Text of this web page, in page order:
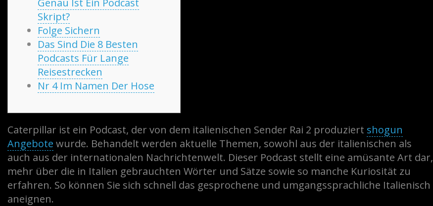
Genau Ist Ein Podcast
Skript?
Folge Sichern
Das Sind Die 8 Besten
Podcasts Für Lange
Reisestrecken
Nr 4 Im Namen Der Hose
Caterpillar ist ein Podcast, der von dem italienischen Sender Rai 2 produziert shogun
Angebote wurde. Behandelt werden aktuelle Themen, sowohl aus der italienischen als
auch aus der internationalen Nachrichtenwelt. Dieser Podcast stellt eine amüsante Art dar,
mehr über die in Italien gebrauchten Wörter und Sätze sowie so manche Kuriosität zu
erfahren. So können Sie sich schnell das gesprochene und umgangssprachliche Italienisch
aneignen.